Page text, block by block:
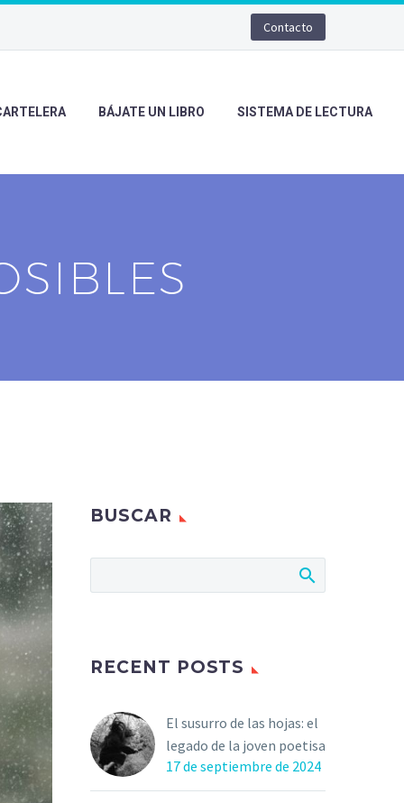
Contacto
BÁJATE UN LIBRO SISTEMA DE LECTURA
BUSCAR
RECENT POSTS
El susurro de las hojas: el
legado de la joven poetisa
17 de septiembre de 2024